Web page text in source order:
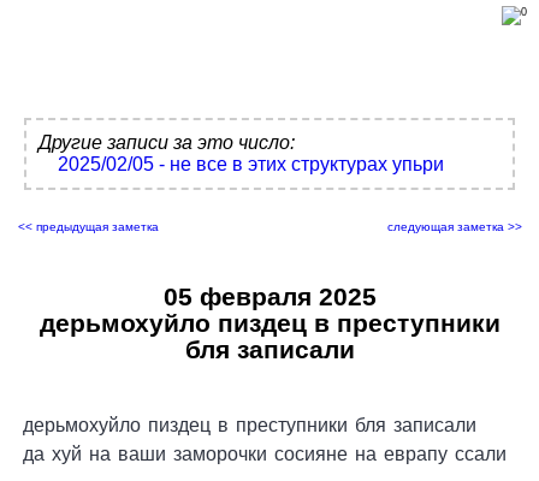
Другие записи за это число:
2025/02/05 - не все в этих структурах упьри
<< предыдущая заметка следующая заметка >>
05 февраля 2025
дерьмохуйло пиздец в преступники
бля записали
дерьмохуйло пиздец в преступники бля записали
да хуй на ваши заморочки сосияне на еврапу ссали